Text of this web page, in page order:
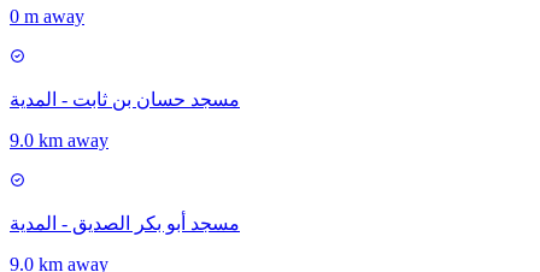
0 m away
مسجد حسان بن ثابت - المدية
9.0 km away
مسجد أبو بكر الصديق - المدية
9.0 km away